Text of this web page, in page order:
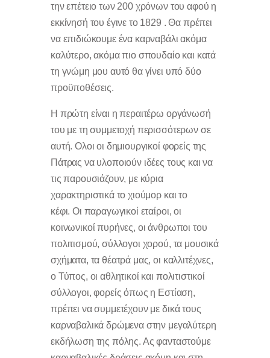
την επέτειο των 200 χρόνων του αφού η
εκκίνησή του έγινε το 1829 . Θα πρέπει
να επιδιώκουμε ένα καρναβάλι ακόμα
καλύτερο, ακόμα πιο σπουδαίο και κατά
τη γνώμη μου αυτό θα γίνει υπό δύο
προϋποθέσεις.
Η πρώτη είναι η περαιτέρω οργάνωσή
του με τη συμμετοχή περισσότερων σε
αυτή. Ολοι οι δημιουργικοί φορείς της
Πάτρας να υλοποιούν ιδέες τους και να
τις παρουσιάζουν, με κύρια
χαρακτηριστικά το χιούμορ και το
κέφι. Οι παραγωγικοί εταίροι, οι
κοινωνικοί πυρήνες, οι άνθρωποι του
πολιτισμού, σύλλογοι χορού, τα μουσικά
σχήματα, τα θέατρά μας, οι καλλιτέχνες,
ο Τύπος, οι αθλητικοί και πολιτιστικοί
σύλλογοι, φορείς όπως η Εστίαση,
πρέπει να συμμετέχουν με δικά τους
καρναβαλικά δρώμενα στην μεγαλύτερη
εκδήλωση της πόλης. Ας φανταστούμε